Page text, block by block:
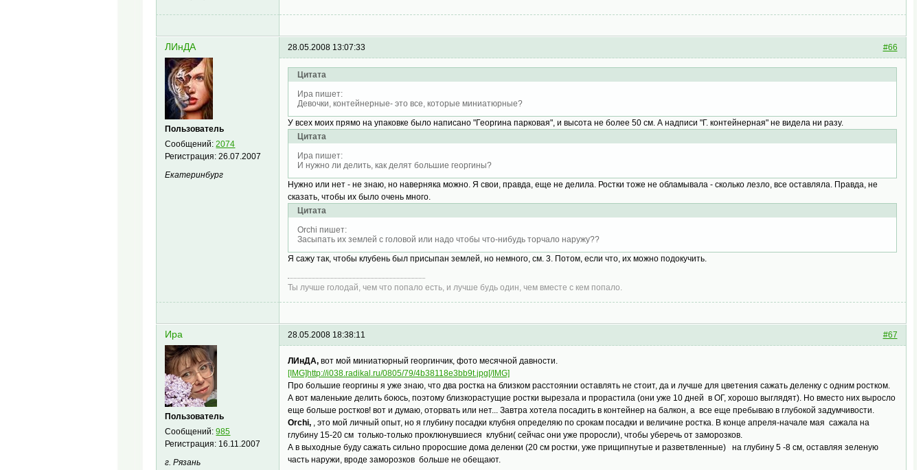
ЛИнДА
Пользователь
Сообщений:2074
Регистрация:26.07.2007
Екатеринбург
#66
28.05.2008 13:07:33
Цитата
Ира пишет:
Девочки, контейнерные- это все, которые миниатюрные?
У всех моих прямо на упаковке было написано "Георгина парковая", и высота не более 50 см. А надписи "Г. контейнерная" не видела ни разу.
Цитата
Ира пишет:
И нужно ли делить, как делят большие георгины?
Нужно или нет - не знаю, но наверняка можно. Я свои, правда, еще не делила. Ростки тоже не обламывала - сколько лезло, все оставляла. Правда, не
сказать, чтобы их было очень много.
Цитата
Orchi пишет:
Засыпать их землей с головой или надо чтобы что-нибудь торчало наружу??
Я сажу так, чтобы клубень был присыпан землей, но немного, см. 3. Потом, если что, их можно подокучить.
Ты лучше голодай, чем что попало есть, и лучше будь один, чем вместе с кем попало.
Ира
Пользователь
Сообщений:985
Регистрация: 16.11.2007
г. Рязань
#67
28.05.2008 18:38:11
ЛИнДА, вот мой миниатюрный георгинчик, фото месячной давности.
[IMG]http://i038.radikal.ru/0805/79/4b38118e3bb9t.jpg[/IMG]
Про большие георгины я уже знаю, что два ростка на близком расстоянии оставлять не стоит, да и лучше для цветения сажать деленку с одним ростком.
А вот маленькие делить боюсь, поэтому близкорастущие ростки вырезала и прорастила (они уже 10 дней в ОГ, хорошо выглядят). Но вместо них выросло
еще больше ростков! вот и думаю, оторвать или нет... Завтра хотела посадить в контейнер на балкон, а все еще пребываю в глубокой задумчивости.
Orchi, , это мой личный опыт, но я глубину посадки клубня определяю по срокам посадки и величине ростка. В конце апреля-начале мая сажала на
глубину 15-20 см только-только проклюнувшиеся клубни( сейчас они уже проросли), чтобы уберечь от заморозков.
А в выходные буду сажать сильно проросшие дома деленки (20 см ростки, уже прищипнутые и разветвленные) на глубину 5 -8 см, оставляя зеленую
часть наружи, вроде заморозков больше не обещают.